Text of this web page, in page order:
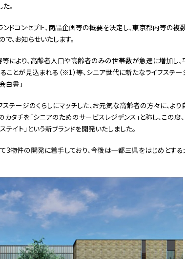
。
ドコンセプト、商品企画等の概要を決定し、東京都内等の複
、お知らせいたします。
により、高齢者人口や高齢者のみの世帯数が急速に増加し
とが見込まれる（※1）等、シニア世代に新たなライフステー
白書」
テージのくらしにマッチした、お元気な高齢者の方々に、よ
タチを「シニアのためのサービスレジデンス」と称し、この
イト」という新ブランドを開発いたしました。
3物件の開発に着手しており、今後は一都三県をはじめとす